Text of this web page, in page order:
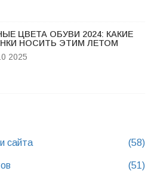
ЦВЕТА ОБУВИ 2024: КАКИЕ
НОСИТЬ ЭТИМ ЛЕТОМ
2025
сайта (58)
(51)